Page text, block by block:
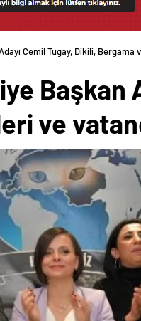
Cemil Tugay, Dikili, Bergama
Başkan
ve